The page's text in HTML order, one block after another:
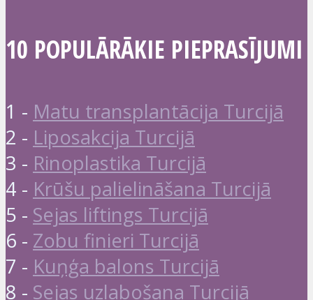
10 POPULĀRĀKIE PIEPRASĪJUMI
1 - Matu transplantācija Turcijā
2 - Liposakcija Turcijā
3 - Rinoplastika Turcijā
4 - Krūšu palielināšana Turcijā
5 - Sejas liftings Turcijā
6 - Zobu finieri Turcijā
7 - Kuņģa balons Turcijā
8 - Sejas uzlabošana Turcijā